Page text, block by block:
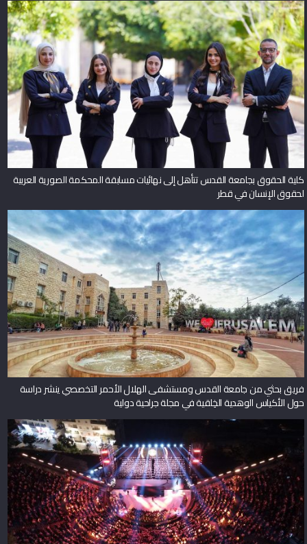
كلية الحقوق بجامعة القدس تتأهل إلى نهائيات مسابقة المحكمة الصورية العربية
لحقوق الإنسان في قطر
فريق بحثي من جامعة القدس ومستشفى الهلال الأحمر التخصصي ينشر دراسة
حول الأكياس الوهدية الخِلقية في مجلة جراحية دولية